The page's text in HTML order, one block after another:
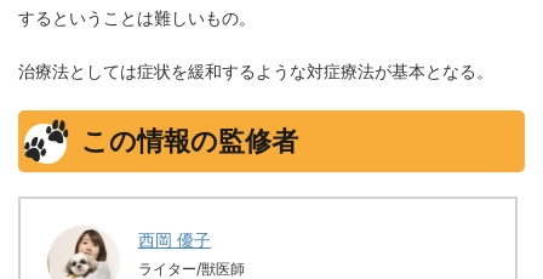
するということは難しいもの。
治療法としては症状を緩和するような対症療法が基本となる。
この情報の監修者
西岡 優子
ライター/獣医師